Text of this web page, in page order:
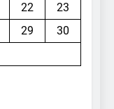
22
23
29
30